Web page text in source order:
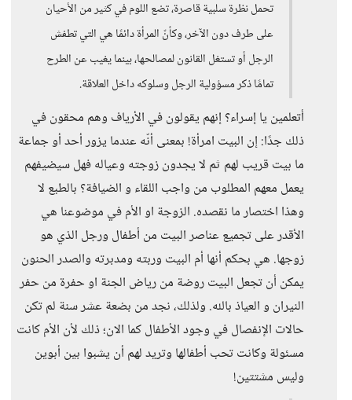
تحمل نظرة سلبية قاصرة، تضع اللوم في كثير من الأحيان
على طرف دون الآخر، وكأنّ المرأة دائمًا هي التي تطفش
الرجل أو تستغل القانون لمصالحها، بينما يغيب عن الطرح
تمامًا ذكر مسؤولية الرجل وسلوكه داخل العلاقة.
أتعلمين يا إسراء؟ إنهم يقولون في الأرياف وهم محقون في
ذلك جدًا: إن البيت امرأة! بمعنى أنّه عندما يزور أحد أو جماعة
ما بيت قريب لهم ثم لا يجدون زوجته وعياله فهل سيضيفهم
يعمل معهم المطلوب من واجب اللقاء و الضيافة؟ بالطبع لا
وهذا اختصار ما نقصده. الزوجة او الأم في موضوعنا هي
الأقدر على تجميع عناصر البيت من أطفال ورجل الذي هو
زوجها. هي بحكم أنها أم البيت وربته ومدبرته والصدر الحنون
يمكن أن تجعل البيت روضة من رياض الجنة او حفرة من حفر
النيران و العياذ بالله. ولذلك، نجد من بضعة عشر سنة لم تكن
حالات الإنفصال في وجود الأطفال كما الان؛ ذلك لأن الأم كانت
مسئولة وكانت تحب أطفالها وتريد لهم أن يشبوا بين أبوين
وليس مشتتين!